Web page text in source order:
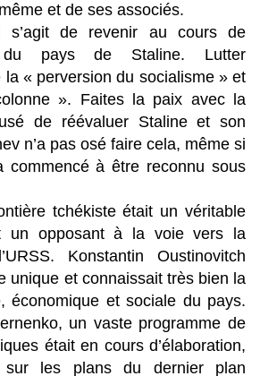
et de ses associés.
s’agit de revenir au cours de
du pays de Staline. Lutter
la « perversion du socialisme » et
». Faites la paix avec la
de réévaluer Staline et son
n’a pas osé faire cela, même si
commencé à être reconnu sous
tchékiste était un véritable
un opposant à la voie vers la
Konstantin Oustinovitch
unique et connaissait très bien la
économique et sociale du pays.
un vaste programme de
était en cours d’élaboration,
sur les plans du dernier plan